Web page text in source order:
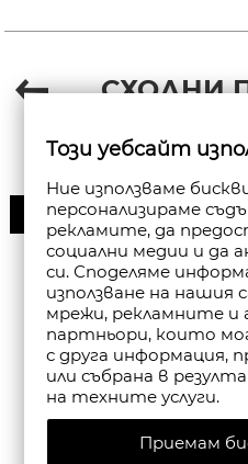
СХОДНИ
30%
Този уебсайт
Ние използваме
персонализираме
рекламите, да
социални медии и да
си. Споделяме
използване на нашия
мрежи, рекламните
партньори, които
с друга информация,
или събрана в
на техните услуги.
Приемам